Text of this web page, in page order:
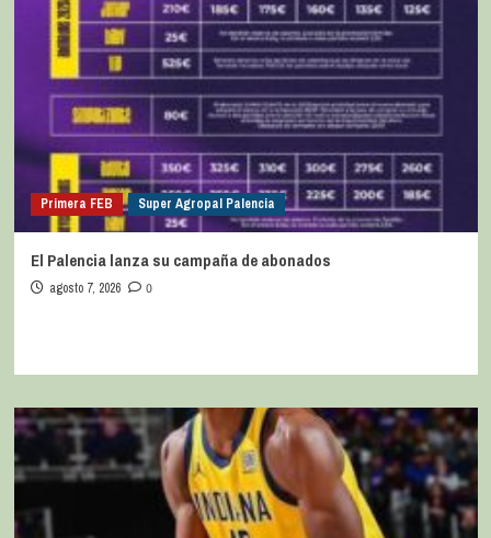
Primera FEB Super Agropal Palencia
El Palencia lanza su campaña de abonados
agosto 7, 2026 0